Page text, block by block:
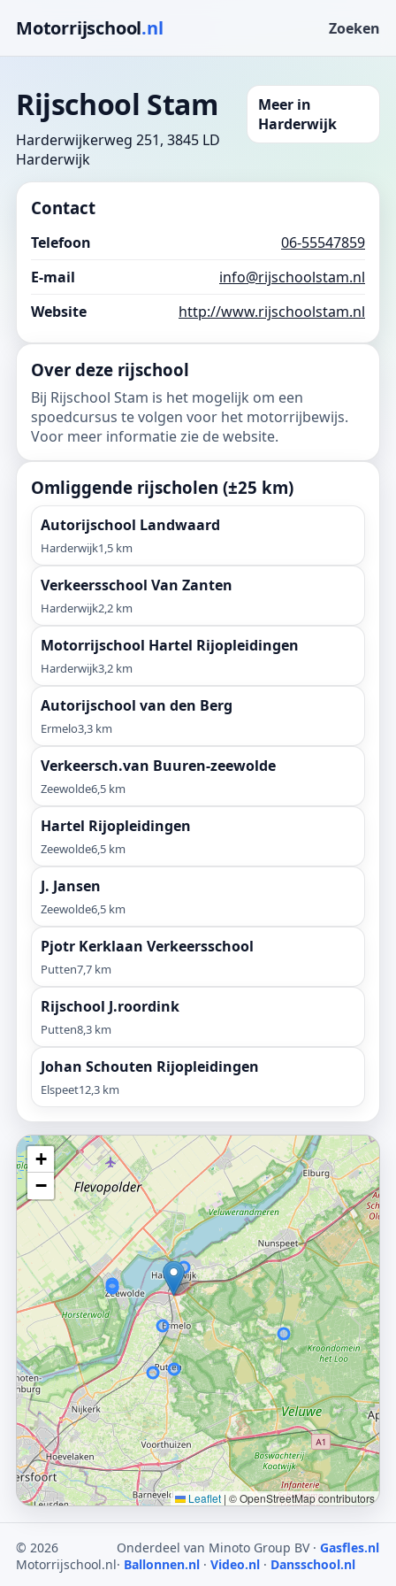
Motorrijschool.nl Zoeken
Rijschool Stam
Harderwijkerweg 251, 3845 LD
Harderwijk
Meer in
Harderwijk
Contact
Telefoon
06-55547859
E-mail
info@rijschoolstam.nl
Website
http://www.rijschoolstam.nl
Over deze rijschool
Bij Rijschool Stam is het mogelijk om een
spoedcursus te volgen voor het motorrijbewijs.
Voor meer informatie zie de website.
Omliggende rijscholen (±25 km)
Autorijschool Landwaard
Harderwijk1,5 km
Verkeersschool Van Zanten
Harderwijk2,2 km
Motorrijschool Hartel Rijopleidingen
Harderwijk3,2 km
Autorijschool van den Berg
Ermelo3,3 km
Verkeersch.van Buuren-zeewolde
Zeewolde6,5 km
Hartel Rijopleidingen
Zeewolde6,5 km
J. Jansen
Zeewolde6,5 km
Pjotr Kerklaan Verkeersschool
Putten7,7 km
Rijschool J.roordink
Putten8,3 km
Johan Schouten Rijopleidingen
Elspeet12,3 km
+
−
Leaflet | © OpenStreetMap contributors
© 2026
Motorrijschool.nl
Onderdeel van Minoto Group BV · Gasfles.nl
· Ballonnen.nl · Video.nl · Dansschool.nl